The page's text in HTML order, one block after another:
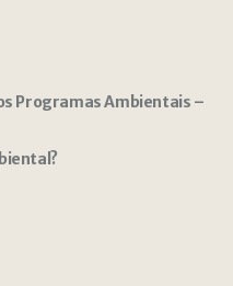
Programas Ambientais –